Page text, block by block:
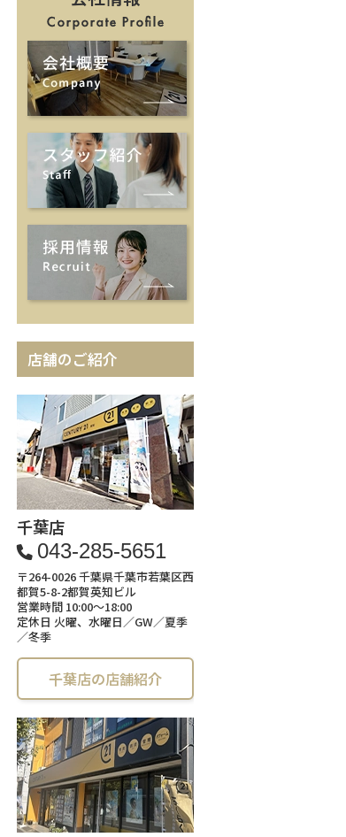
店舗のご紹介
千葉店
043-285-5651
〒264-0026 千葉県千葉市若葉区西
都賀5-8-2都賀英知ビル
営業時間 10:00～18:00
定休日 火曜、水曜日／GW／夏季
／冬季
千葉店の店舗紹介